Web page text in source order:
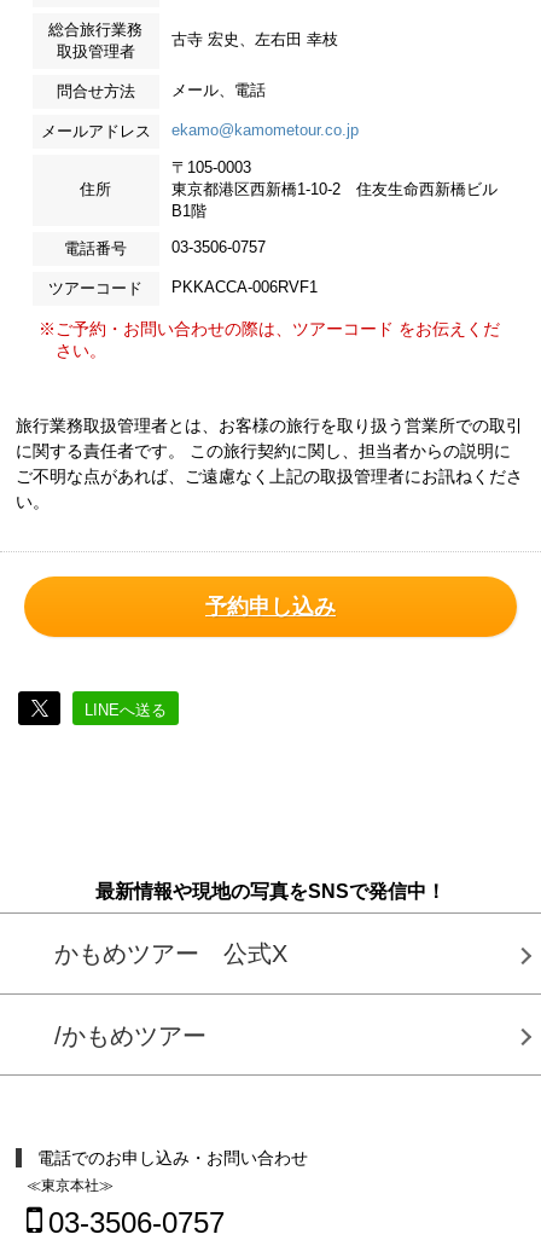
総合旅行業務
取扱管理者
古寺 宏史、左右田 幸枝
問合せ方法 メール、電話
メールアドレス ekamo@kamometour.co.jp
住所
〒105-0003
東京都港区西新橋1-10-2 住友生命西新橋ビル
B1階
電話番号 03-3506-0757
ツアーコード PKKACCA-006RVF1
※ご予約・お問い合わせの際は、ツアーコード をお伝えくだ
さい。
旅行業務取扱管理者とは、お客様の旅行を取り扱う営業所での取引
に関する責任者です。 この旅行契約に関し、担当者からの説明に
ご不明な点があれば、ご遠慮なく上記の取扱管理者にお訊ねくださ
い。
予約申し込み
LINEへ送る
最新情報や現地の写真をSNSで発信中！
かもめツアー 公式X
/かもめツアー
電話でのお申し込み・お問い合わせ
≪東京本社≫
03-3506-0757